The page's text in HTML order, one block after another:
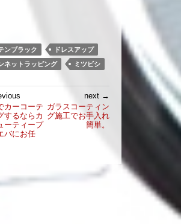
ンブラック
ドレスアップ
ネットラッピング
ミツビシ
カーコーテ
するならカ
ーティープ
バにお任
next →
ガラスコーティン
グ施工でお手入れ
簡単。